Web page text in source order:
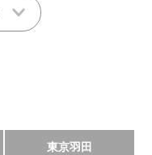
東京羽田